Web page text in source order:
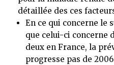
détaillée des ces
En ce qui concerne le
que celui-ci concerne
deux en France, la
progresse pas de